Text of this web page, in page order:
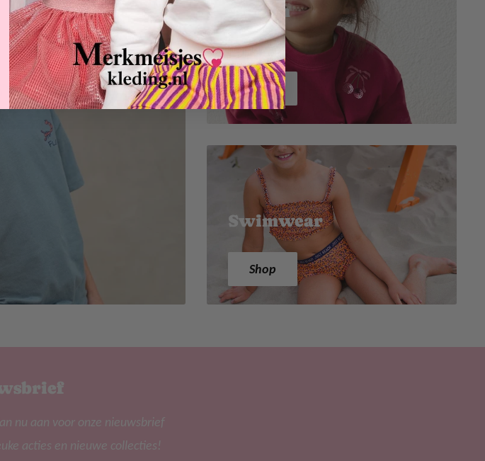
New in
Mayoral!
Shop
Swimwear
Shop
nu aan voor onze nieuwsbrief
acties en nieuwe collecties!